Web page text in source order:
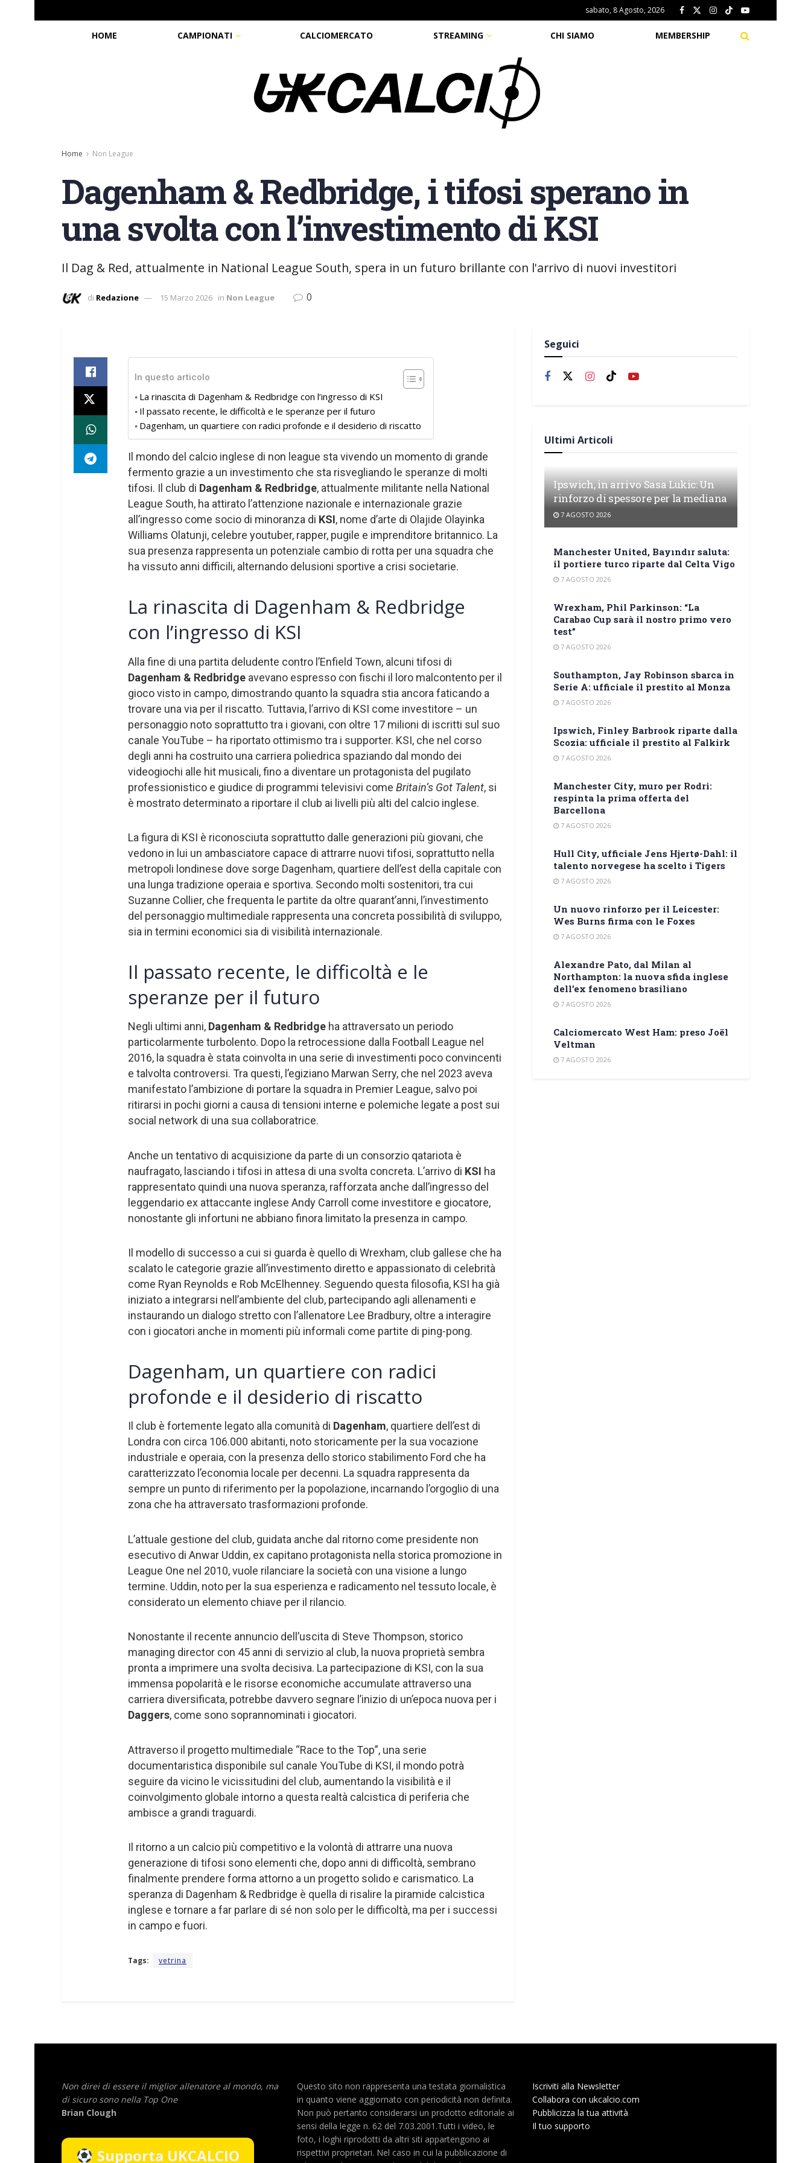
sabato, 8 Agosto, 2026
HOME CAMPIONATI CALCIOMERCATO STREAMING CHI SIAMO MEMBERSHIP
Home Non League
Dagenham & Redbridge, i tifosi sperano in
una svolta con l’investimento di KSI
Il Dag & Red, attualmente in National League South, spera in un futuro brillante con l'arrivo di nuovi investitori
di Redazione 15 Marzo 2026 in Non League 0
In questo articolo
La rinascita di Dagenham & Redbridge con l’ingresso di KSI
Il passato recente, le difficoltà e le speranze per il futuro
Dagenham, un quartiere con radici profonde e il desiderio di riscatto
Il mondo del calcio inglese di non league sta vivendo un momento di grande
fermento grazie a un investimento che sta risvegliando le speranze di molti
tifosi. Il club di Dagenham & Redbridge, attualmente militante nella National
League South, ha attirato l’attenzione nazionale e internazionale grazie
all’ingresso come socio di minoranza di KSI, nome d’arte di Olajide Olayinka
Williams Olatunji, celebre youtuber, rapper, pugile e imprenditore britannico. La
sua presenza rappresenta un potenziale cambio di rotta per una squadra che
ha vissuto anni difficili, alternando delusioni sportive a crisi societarie.
La rinascita di Dagenham & Redbridge
con l’ingresso di KSI
Alla fine di una partita deludente contro l’Enfield Town, alcuni tifosi di
Dagenham & Redbridge avevano espresso con fischi il loro malcontento per il
gioco visto in campo, dimostrando quanto la squadra stia ancora faticando a
trovare una via per il riscatto. Tuttavia, l’arrivo di KSI come investitore – un
personaggio noto soprattutto tra i giovani, con oltre 17 milioni di iscritti sul suo
canale YouTube – ha riportato ottimismo tra i supporter. KSI, che nel corso
degli anni ha costruito una carriera poliedrica spaziando dal mondo dei
videogiochi alle hit musicali, fino a diventare un protagonista del pugilato
professionistico e giudice di programmi televisivi come Britain’s Got Talent, si
è mostrato determinato a riportare il club ai livelli più alti del calcio inglese.
La figura di KSI è riconosciuta soprattutto dalle generazioni più giovani, che
vedono in lui un ambasciatore capace di attrarre nuovi tifosi, soprattutto nella
metropoli londinese dove sorge Dagenham, quartiere dell’est della capitale con
una lunga tradizione operaia e sportiva. Secondo molti sostenitori, tra cui
Suzanne Collier, che frequenta le partite da oltre quarant’anni, l’investimento
del personaggio multimediale rappresenta una concreta possibilità di sviluppo,
sia in termini economici sia di visibilità internazionale.
Il passato recente, le difficoltà e le
speranze per il futuro
Negli ultimi anni, Dagenham & Redbridge ha attraversato un periodo
particolarmente turbolento. Dopo la retrocessione dalla Football League nel
2016, la squadra è stata coinvolta in una serie di investimenti poco convincenti
e talvolta controversi. Tra questi, l’egiziano Marwan Serry, che nel 2023 aveva
manifestato l’ambizione di portare la squadra in Premier League, salvo poi
ritirarsi in pochi giorni a causa di tensioni interne e polemiche legate a post sui
social network di una sua collaboratrice.
Anche un tentativo di acquisizione da parte di un consorzio qatariota è
naufragato, lasciando i tifosi in attesa di una svolta concreta. L’arrivo di KSI ha
rappresentato quindi una nuova speranza, rafforzata anche dall’ingresso del
leggendario ex attaccante inglese Andy Carroll come investitore e giocatore,
nonostante gli infortuni ne abbiano finora limitato la presenza in campo.
Il modello di successo a cui si guarda è quello di Wrexham, club gallese che ha
scalato le categorie grazie all’investimento diretto e appassionato di celebrità
come Ryan Reynolds e Rob McElhenney. Seguendo questa filosofia, KSI ha già
iniziato a integrarsi nell’ambiente del club, partecipando agli allenamenti e
instaurando un dialogo stretto con l’allenatore Lee Bradbury, oltre a interagire
con i giocatori anche in momenti più informali come partite di ping-pong.
Dagenham, un quartiere con radici
profonde e il desiderio di riscatto
Il club è fortemente legato alla comunità di Dagenham, quartiere dell’est di
Londra con circa 106.000 abitanti, noto storicamente per la sua vocazione
industriale e operaia, con la presenza dello storico stabilimento Ford che ha
caratterizzato l’economia locale per decenni. La squadra rappresenta da
sempre un punto di riferimento per la popolazione, incarnando l’orgoglio di una
zona che ha attraversato trasformazioni profonde.
L’attuale gestione del club, guidata anche dal ritorno come presidente non
esecutivo di Anwar Uddin, ex capitano protagonista nella storica promozione in
League One nel 2010, vuole rilanciare la società con una visione a lungo
termine. Uddin, noto per la sua esperienza e radicamento nel tessuto locale, è
considerato un elemento chiave per il rilancio.
Nonostante il recente annuncio dell’uscita di Steve Thompson, storico
managing director con 45 anni di servizio al club, la nuova proprietà sembra
pronta a imprimere una svolta decisiva. La partecipazione di KSI, con la sua
immensa popolarità e le risorse economiche accumulate attraverso una
carriera diversificata, potrebbe davvero segnare l’inizio di un’epoca nuova per i
Daggers, come sono soprannominati i giocatori.
Attraverso il progetto multimediale “Race to the Top”, una serie
documentaristica disponibile sul canale YouTube di KSI, il mondo potrà
seguire da vicino le vicissitudini del club, aumentando la visibilità e il
coinvolgimento globale intorno a questa realtà calcistica di periferia che
ambisce a grandi traguardi.
Il ritorno a un calcio più competitivo e la volontà di attrarre una nuova
generazione di tifosi sono elementi che, dopo anni di difficoltà, sembrano
finalmente prendere forma attorno a un progetto solido e carismatico. La
speranza di Dagenham & Redbridge è quella di risalire la piramide calcistica
inglese e tornare a far parlare di sé non solo per le difficoltà, ma per i successi
in campo e fuori.
Tags: vetrina
Seguici
Ultimi Articoli
Ipswich, in arrivo Sasa Lukic: Un
rinforzo di spessore per la mediana
7 AGOSTO 2026
Manchester United, Bayındır saluta:
il portiere turco riparte dal Celta Vigo
7 AGOSTO 2026
Wrexham, Phil Parkinson: “La
Carabao Cup sarà il nostro primo vero
test”
7 AGOSTO 2026
Southampton, Jay Robinson sbarca in
Serie A: ufficiale il prestito al Monza
7 AGOSTO 2026
Ipswich, Finley Barbrook riparte dalla
Scozia: ufficiale il prestito al Falkirk
7 AGOSTO 2026
Manchester City, muro per Rodri:
respinta la prima offerta del
Barcellona
7 AGOSTO 2026
Hull City, ufficiale Jens Hjertø-Dahl: il
talento norvegese ha scelto i Tigers
7 AGOSTO 2026
Un nuovo rinforzo per il Leicester:
Wes Burns firma con le Foxes
7 AGOSTO 2026
Alexandre Pato, dal Milan al
Northampton: la nuova sfida inglese
dell’ex fenomeno brasiliano
7 AGOSTO 2026
Calciomercato West Ham: preso Joël
Veltman
7 AGOSTO 2026
Non direi di essere il miglior allenatore al mondo, ma
di sicuro sono nella Top One
Brian Clough
Supporta UKCALCIO
Questo sito non rappresenta una testata giornalistica
in quanto viene aggiornato con periodicità non definita.
Non può pertanto considerarsi un prodotto editoriale ai
sensi della legge n. 62 del 7.03.2001.Tutti i video, le
foto, i loghi riprodotti da altri siti appartengono ai
rispettivi proprietari. Nel caso in cui la pubblicazione di
Iscriviti alla Newsletter
Collabora con ukcalcio.com
Pubblicizza la tua attività
Il tuo supporto